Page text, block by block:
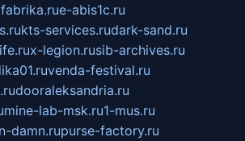
e-abis1c.ru
kts-services.rudark-sand.ru
x-legion.rusib-archives.ru
venda-festival.ru
dooraleksandria.ru
mine-lab-msk.ru1-mus.ru
damn.rupurse-factory.ru